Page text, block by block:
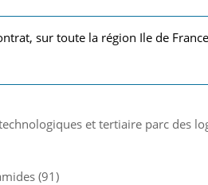
sur toute la région Ile de
et tertiaire parc des
(91)